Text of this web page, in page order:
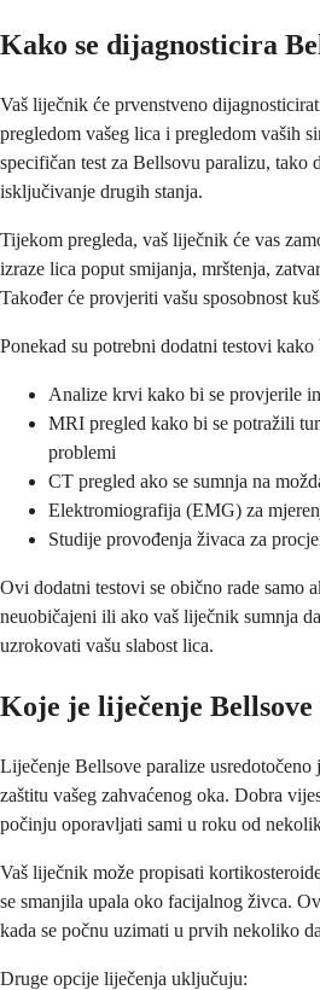
Kako se dijagnosticira
Vaš liječnik će prvenstveno
pregledom vašeg lica i pregledom vaših
specifičan test za Bellsovu paralizu, tako
isključivanje drugih stanja.
Tijekom pregleda, vaš liječnik će vas
izraze lica poput smijanja, mrštenja,
Također će provjeriti vašu sposobnost
Ponekad su potrebni dodatni testovi
Analize krvi kako bi se provjerile
MRI pregled kako bi se potražili
problemi
CT pregled ako se sumnja na
Elektromiografija (EMG) za
Studije provođenja živaca za
Ovi dodatni testovi se obično rade samo
neuobičajeni ili ako vaš liječnik sumnja
uzrokovati vašu slabost lica.
Koje je liječenje
Liječenje Bellsove paralize usredotočeno
zaštitu vašeg zahvaćenog oka. Dobra
počinju oporavljati sami u roku od
Vaš liječnik može propisati
se smanjila upala oko facijalnog živca.
kada se počnu uzimati u prvih nekoliko
Druge opcije liječenja uključuju: